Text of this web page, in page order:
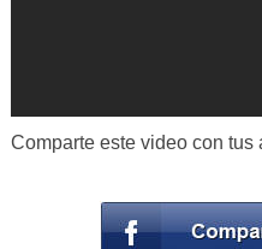
Comparte este video con tus